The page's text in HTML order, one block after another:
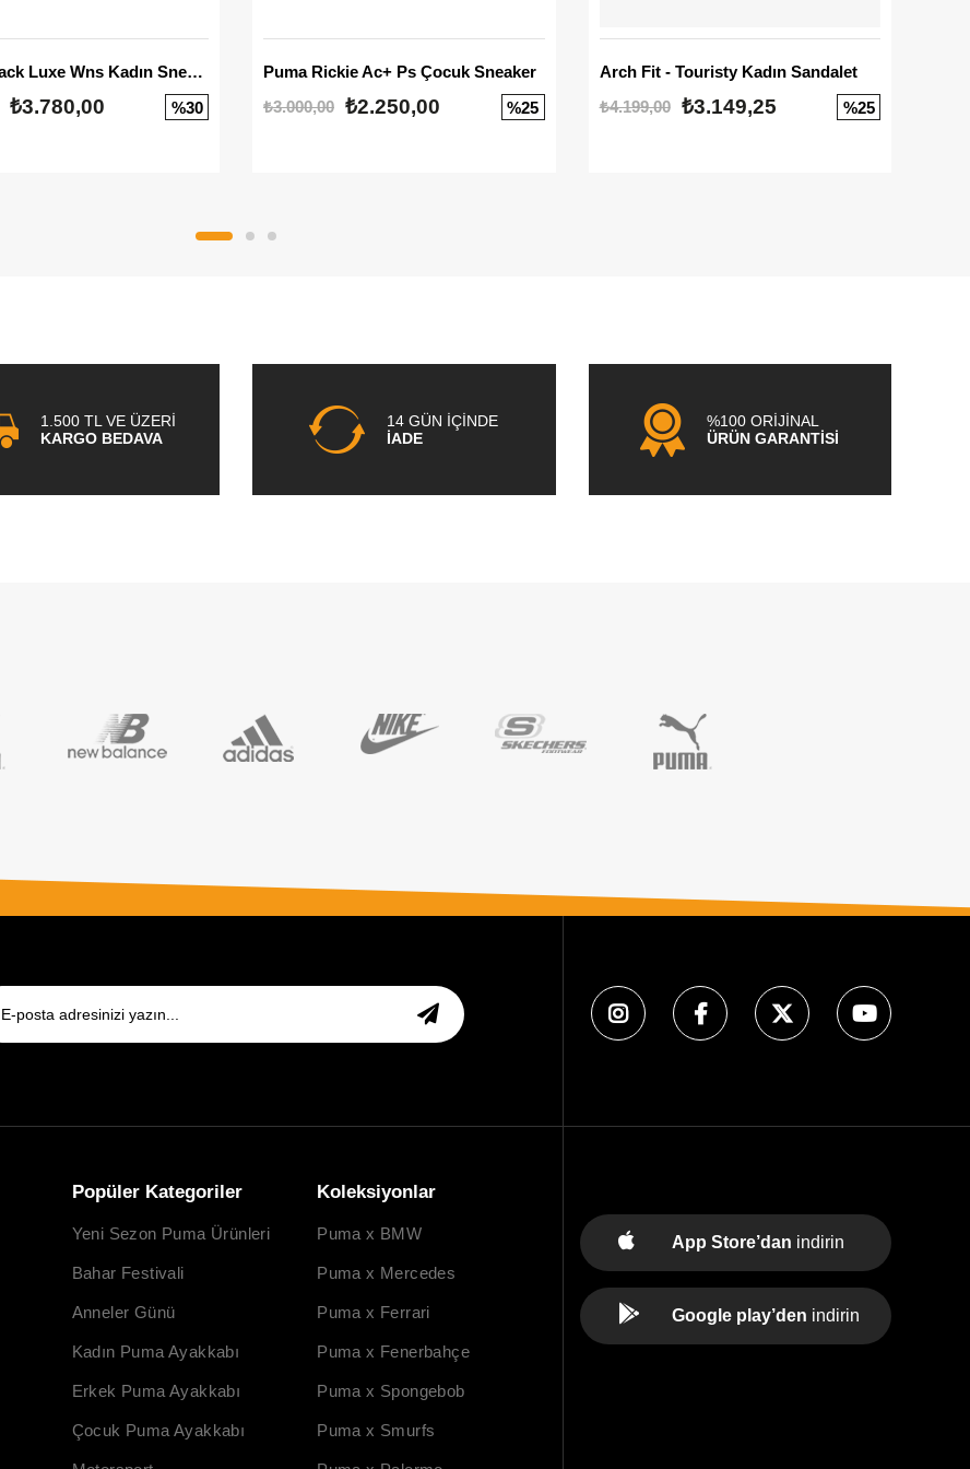
Mayze Stack Luxe Wns Kadın Sneaker
₺3.780,00 %30
Puma Rickie Ac+ Ps Çocuk Sneaker
₺3.000,00 ₺2.250,00 %25
Arch Fit - Touristy Kadın Sandalet
₺4.199,00
₺3.149,25 %25
1.500 TL VE ÜZERİ
KARGO BEDAVA
14 GÜN İÇİNDE
İADE
%100 ORİJİNAL
ÜRÜN GARANTİSİ
Popüler Kategoriler
Yeni Sezon Puma Ürünleri
Bahar Festivali
Anneler Günü
Kadın Puma Ayakkabı
Erkek Puma Ayakkabı
Çocuk Puma Ayakkabı
Koleksiyonlar
Puma x BMW
Puma x Mercedes
Puma x Ferrari
Puma x Fenerbahçe
Puma x Spongebob
Puma x Smurfs
App Store’dan indirin
Google play’den indirin